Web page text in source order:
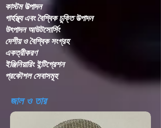
কাস্টম উত্পাদন
গার্হস্থ্য এবং বৈশ্বিক চুক্তি উত্পাদন
উৎপাদন আউটসোর্সিং
দেশীয় ও বৈশ্বিক সংগ্রহ
একত্রীকরণ​
ইঞ্জিনিয়ারিং ইন্টিগ্রেশন​
প্রকৌশল সেবাসমূহ
জাল ও তার